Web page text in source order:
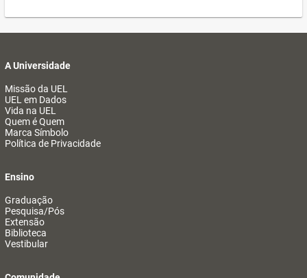
A Universidade
Missão da UEL
UEL em Dados
Vida na UEL
Quem é Quem
Marca Símbolo
Política de Privacidade
Ensino
Graduação
Pesquisa/Pós
Extensão
Biblioteca
Vestibular